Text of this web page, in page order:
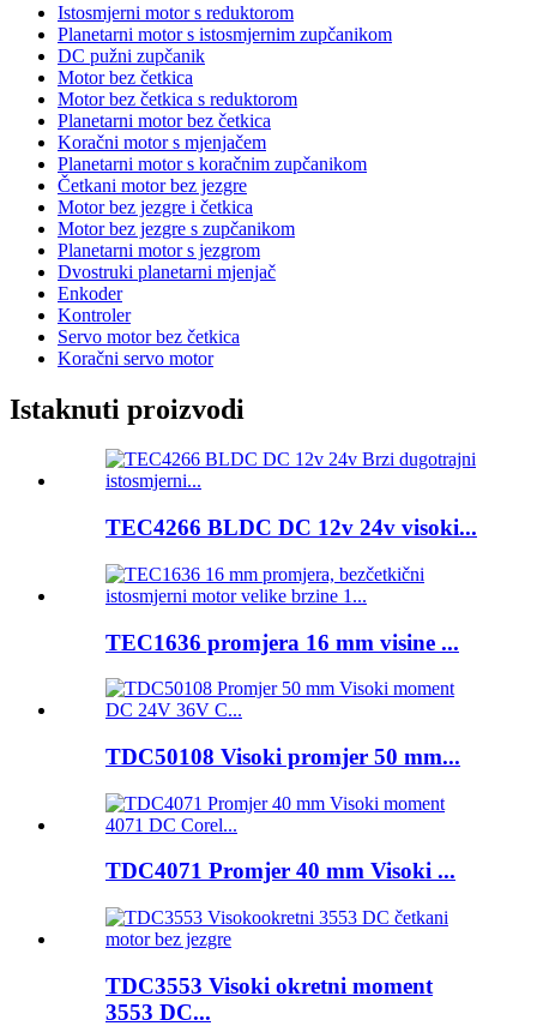
Istosmjerni motor s reduktorom
Planetarni motor s istosmjernim zupčanikom
DC pužni zupčanik
Motor bez četkica
Motor bez četkica s reduktorom
Planetarni motor bez četkica
Koračni motor s mjenjačem
Planetarni motor s koračnim zupčanikom
Četkani motor bez jezgre
Motor bez jezgre i četkica
Motor bez jezgre s zupčanikom
Planetarni motor s jezgrom
Dvostruki planetarni mjenjač
Enkoder
Kontroler
Servo motor bez četkica
Koračni servo motor
Istaknuti proizvodi
TEC4266 BLDC DC 12v 24v visoki...
TEC1636 promjera 16 mm visine ...
TDC50108 Visoki promjer 50 mm...
TDC4071 Promjer 40 mm Visoki ...
TDC3553 Visoki okretni moment
3553 DC...